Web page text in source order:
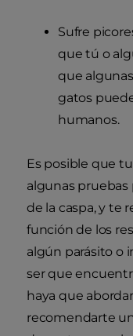
Sufre
que tú o
que
gatos
humanos.
Es posible que
algunas pruebas
de la caspa, y te
función de los
algún parásito o
ser que
haya que
recomendarte